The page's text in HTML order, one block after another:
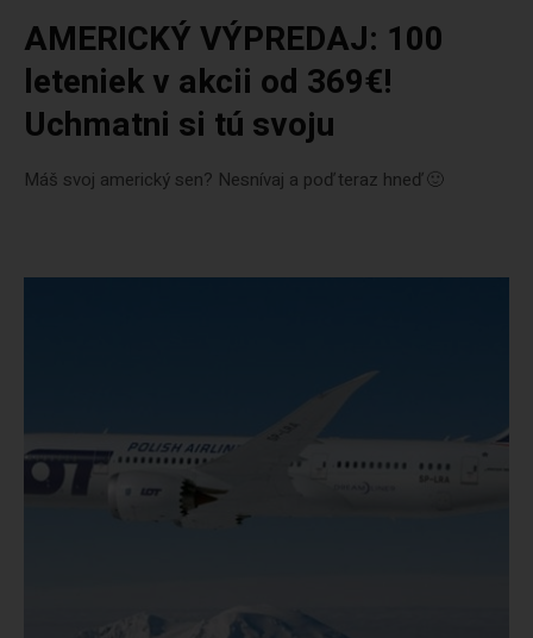
AMERICKÝ VÝPREDAJ: 100
leteniek v akcii od 369€!
Uchmatni si tú svoju
Máš svoj americký sen? Nesnívaj a poď teraz hneď 🙂